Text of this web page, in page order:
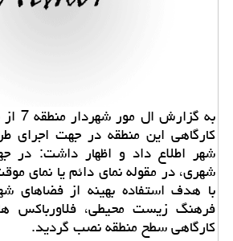
به
كارگاهی این منطقه در جهت اجرای
شهر اطلاع داد و اظهار داشت: در
شهری، در مقوله نمای دائم یا نمای
با هدف استفاده بهینه از فضاهای
فرهنگ زیست محیطی، فلاورباكس
كارگاهی سطح منطقه نصب گردید.